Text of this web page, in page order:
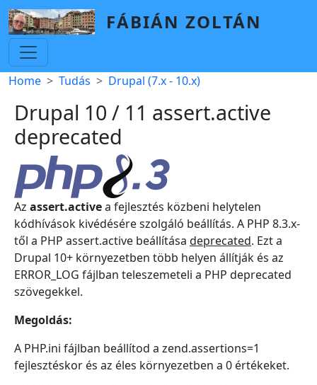
Skip to main content
FÁBIÁN ZOLTÁN
Breadcrumb
Home Tudás Drupal (7.x - 10.x)
Drupal 10 / 11 assert.active
deprecated
Az assert.activea fejlesztés közbeni helytelen
kódhívások kivédésére szolgáló beállítás. A PHP 8.3.x-
től a PHP assert.active beállítása deprecated. Ezt a
Drupal 10+ környezetben több helyen állítják és az
ERROR_LOG fájlban teleszemeteli a PHP deprecated
szövegekkel.
Megoldás:
A PHP.ini fájlban beállítod a zend.assertions=1
fejlesztéskor és az éles környezetben a 0 értékeket.